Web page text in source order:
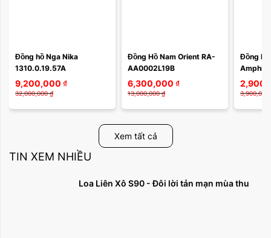
Đồng hồ Nga Nika
1310.0.19.57A
9,200,000 ₫
32,000,000 ₫
Đồng Hồ Nam Orient RA-
AA0002L19B
6,300,000 ₫
13,000,000 ₫
Đồng hồ
3,900,000
Xem tất cả
TIN XEM NHIỀU
Loa Liên Xô S90 - Đôi lời tản mạn mùa thu